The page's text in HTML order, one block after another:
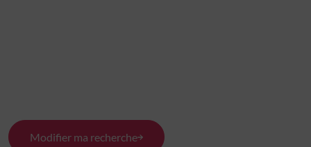
Modifier ma recherche